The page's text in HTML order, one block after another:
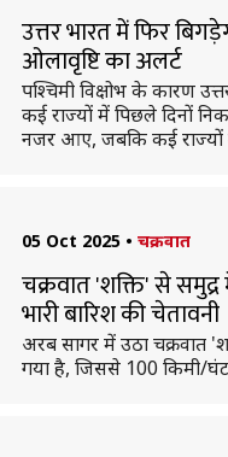
उत्तर भारत में फिर
ओलावृष्टि का अलर्ट
पश्चिमी विक्षोभ के कारण
कई राज्यों में पिछले दिनों
नजर आए, जबकि कई राज्यों
05 Oct 2025 • चक्रवात
चक्रवात 'शक्ति' से
भारी बारिश की चेतावनी
अरब सागर में उठा चक्रवात
गया है, जिससे 100 किमी/